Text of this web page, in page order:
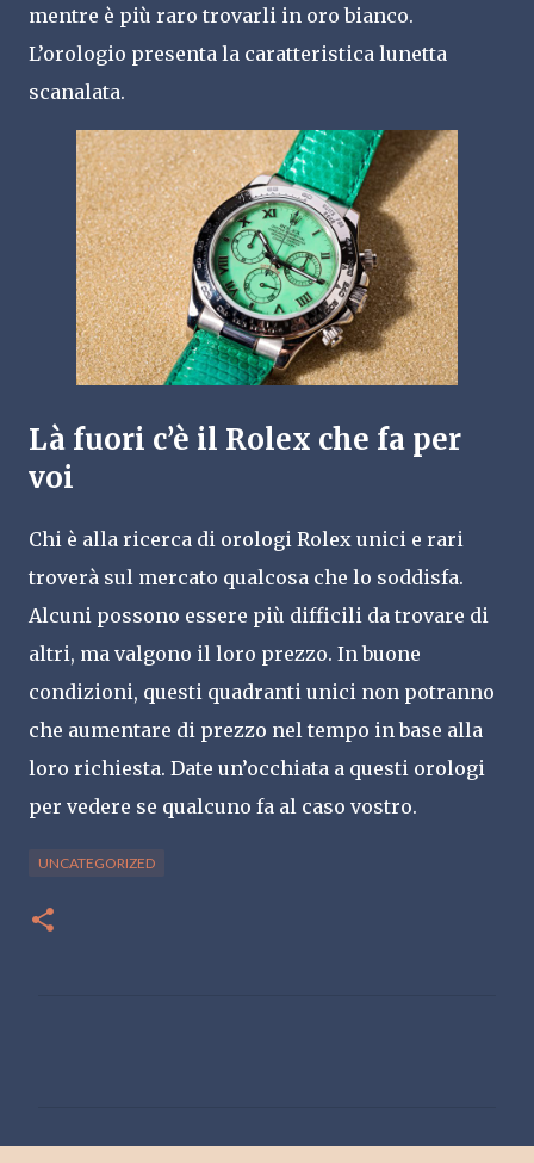
mentre è più raro trovarli in oro bianco.
L’orologio presenta la caratteristica lunetta
scanalata.
Là fuori c’è il Rolex che fa per
voi
Chi è alla ricerca di orologi Rolex unici e rari
troverà sul mercato qualcosa che lo soddisfa.
Alcuni possono essere più difficili da trovare di
altri, ma valgono il loro prezzo. In buone
condizioni, questi quadranti unici non potranno
che aumentare di prezzo nel tempo in base alla
loro richiesta. Date un’occhiata a questi orologi
per vedere se qualcuno fa al caso vostro.
UNCATEGORIZED